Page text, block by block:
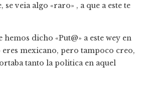
se veia algo «raro» , a que a este te
hemos dicho «Put@» a este wey en
eres mexicano, pero tampoco creo,
tanto la politica en aquel